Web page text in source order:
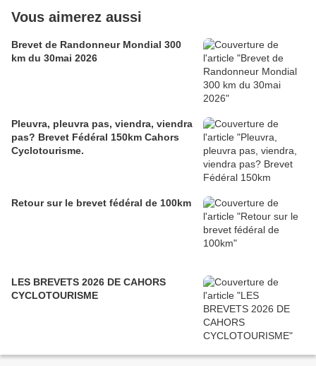
Vous aimerez aussi
Brevet de Randonneur Mondial 300
km du 30mai 2026
Pleuvra, pleuvra pas, viendra, viendra
pas? Brevet Fédéral 150km Cahors
Cyclotourisme.
Retour sur le brevet fédéral de 100km
LES BREVETS 2026 DE CAHORS
CYCLOTOURISME